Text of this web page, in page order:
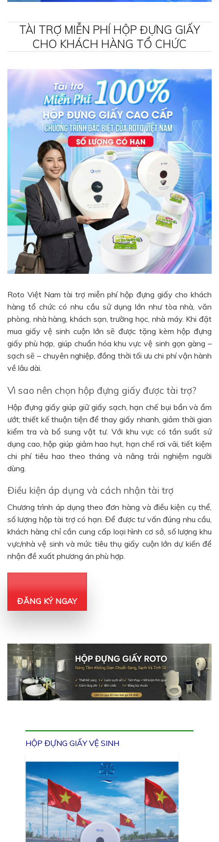
TÀI TRỢ MIỄN PHÍ HỘP ĐỰNG GIẤY
CHO KHÁCH HÀNG TỔ CHỨC
Roto Việt Nam tài trợ miễn phí hộp đựng giấy cho khách
hàng tổ chức có nhu cầu sử dụng lớn như tòa nhà, văn
phòng, nhà hàng, khách sạn, trường học, nhà máy. Khi đặt
mua giấy vệ sinh cuộn lớn sẽ được tặng kèm hộp đựng
giấy phù hợp, giúp chuẩn hóa khu vực vệ sinh gọn gàng –
sạch sẽ – chuyên nghiệp, đồng thời tối ưu chi phí vận hành
về lâu dài.
Vì sao nên chọn hộp đựng giấy được tài trợ?
Hộp đựng giấy giúp giữ giấy sạch, hạn chế bụi bẩn và ẩm
ướt; thiết kế thuận tiện để thay giấy nhanh, giảm thời gian
kiểm tra và bổ sung vật tư. Với khu vực có tần suất sử
dụng cao, hộp giúp giảm hao hụt, hạn chế rơi vãi, tiết kiệm
chi phí tiêu hao theo tháng và nâng trải nghiệm người
dùng.
Điều kiện áp dụng và cách nhận tài trợ
Chương trình áp dụng theo đơn hàng và điều kiện cụ thể,
số lượng hộp tài trợ có hạn. Để được tư vấn đúng nhu cầu,
khách hàng chỉ cần cung cấp loại hình cơ sở, số lượng khu
vực/nhà vệ sinh và mức tiêu thụ giấy cuộn lớn dự kiến để
nhận đề xuất phương án phù hợp.
ĐĂNG KÝ NGAY
HỘP ĐỰNG GIẤY VỆ SINH